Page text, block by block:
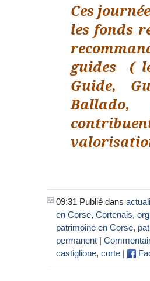
Ces
les fonds
guides (
Guide,
09:31 Publié dans
en Corse, Cortenais,
patrimoine en Corse,
permanent |
castiglione, corte |